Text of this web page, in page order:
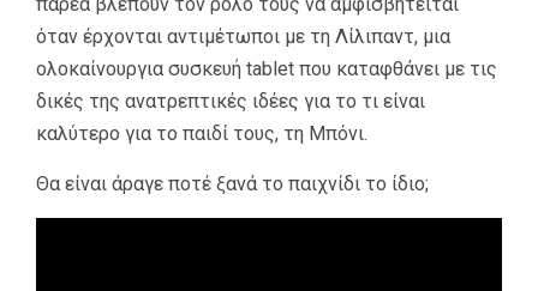
όταν έρχονται αντιμέτωποι με τη Λίλιπαντ, μια
ολοκαίνουργια συσκευή tablet που καταφθάνει με τις
δικές της ανατρεπτικές ιδέες για το τι είναι
καλύτερο για το παιδί τους, τη Μπόνι.
Θα είναι άραγε ποτέ ξανά το παιχνίδι το ίδιο;